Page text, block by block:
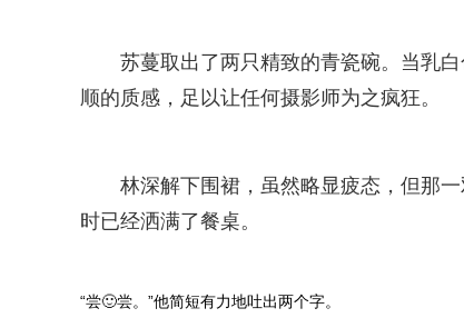
苏蔓取出了两只精致的青瓷碗。当乳
顺的质感，足以让任何摄影师为之疯狂。
林深解下围裙，虽然略显疲态，但那
时已经洒满了餐桌。
“尝🙂尝。”他简短有力地吐出两个字。